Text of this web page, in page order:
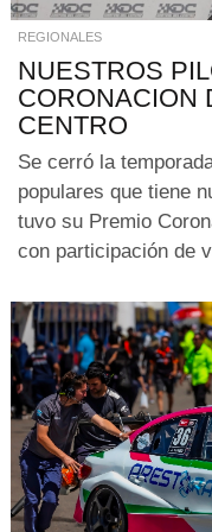
REGIONALES
NUESTROS
CORONACION
CENTRO
Se cerró la
populares que tiene
tuvo su Premio
con participación de